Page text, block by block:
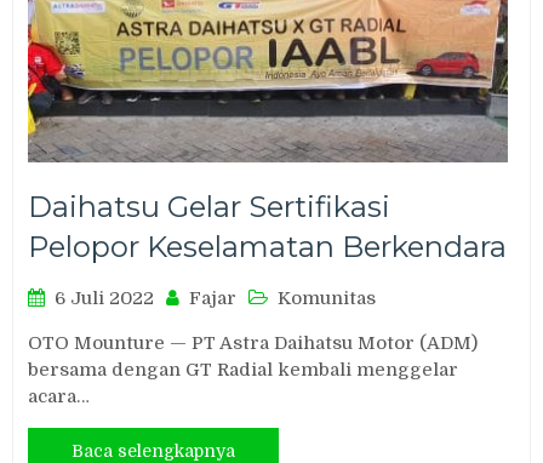
Daihatsu Gelar Sertifikasi
Pelopor Keselamatan Berkendara
6 Juli 2022 Fajar Komunitas
OTO Mounture — PT Astra Daihatsu Motor (ADM)
bersama dengan GT Radial kembali menggelar
acara…
Baca selengkapnya